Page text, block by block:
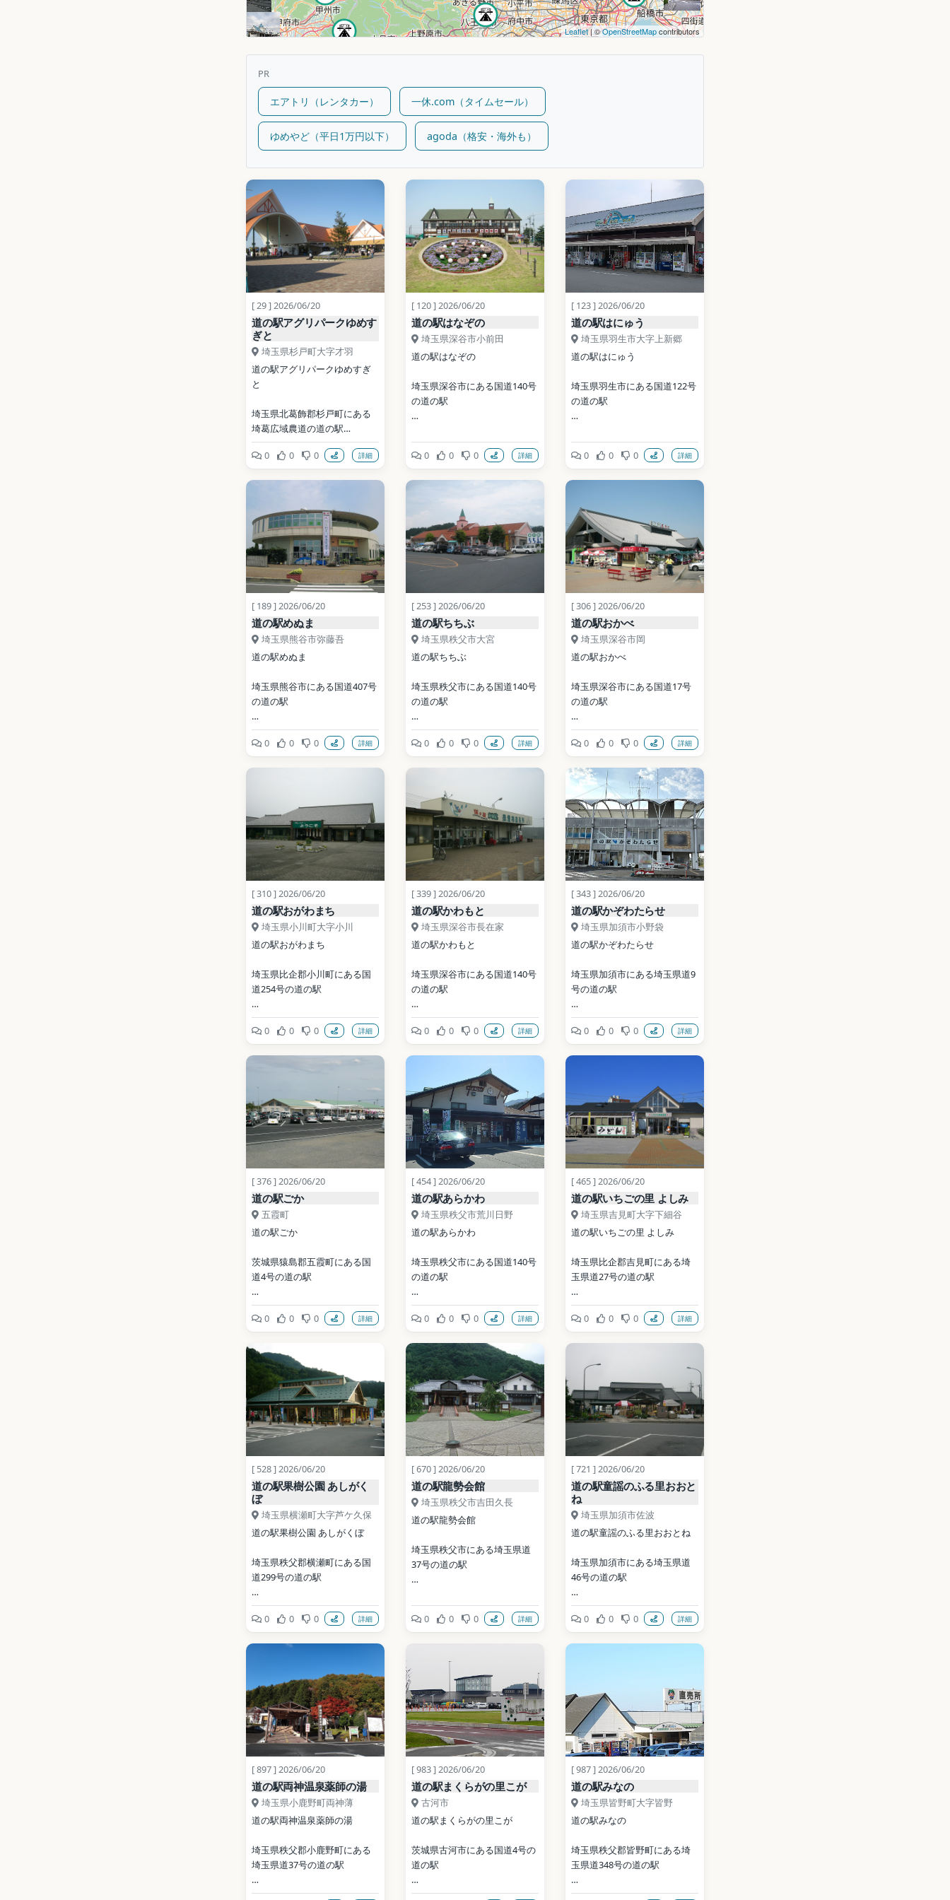
Leaflet| ©OpenStreetMapcontributors
PR
エアトリ（レンタカー） 一休.com（タイムセール）
ゆめやど（平日1万円以下） agoda（格安・海外も）
[ 29 ] 2026/06/20
道の駅アグリパークゆめす
ぎと
埼玉県杉戸町大字才羽
道の駅アグリパークゆめすぎ
と
埼玉県北葛飾郡杉戸町にある
埼葛広域農道の道の駅
開業: 2002年
写真: Ebiebi2 / Public
domain（Wikimedia
Commons）
地点データ: Wikidata (CC0)
0 0 0 詳細
[ 120 ] 2026/06/20
道の駅はなぞの
埼玉県深谷市小前田
道の駅はなぞの
埼玉県深谷市にある国道140号
の道の駅
公式サイト:
写真: Filler / CC BY-SA
3.0（Wikimedia Commons）
地点データ: Wikidata (CC0)
0 0 0 詳細
[ 123 ] 2026/06/20
道の駅はにゅう
埼玉県羽生市大字上新郷
道の駅はにゅう
埼玉県羽生市にある国道122号
の道の駅
公式サイト:
写真: Puchi-masashi  This
photo was taken with Canon
PowerShot G9 X Mark II‎ / CC
BY-SA 4.0（Wikimedia
Commons）
地点データ: Wikidata (CC0)
0 0 0 詳細
[ 189 ] 2026/06/20
道の駅めぬま
埼玉県熊谷市弥藤吾
道の駅めぬま
埼玉県熊谷市にある国道407号
の道の駅
開業: 2000年
公式サイト:
写真: 京浜にけ / CC BY-SA
3.0（Wikimedia Commons）
地点データ: Wikidata (CC0)
0 0 0 詳細
[ 253 ] 2026/06/20
道の駅ちちぶ
埼玉県秩父市大宮
道の駅ちちぶ
埼玉県秩父市にある国道140号
の道の駅
開業: 2001年
公式サイト:
network.jp/chichibu/
写真: Ebiebi2 / Public
domain（Wikimedia
Commons）
地点データ: Wikidata (CC0)
0 0 0 詳細
[ 306 ] 2026/06/20
道の駅おかべ
埼玉県深谷市岡
道の駅おかべ
埼玉県深谷市にある国道17号
の道の駅
開業: 1996年
公式サイト:
https://www.michinoeki-
okabe.jp/
写真: Filler / CC BY-SA
3.0（Wikimedia Commons）
地点データ: Wikidata (CC0)
0 0 0 詳細
[ 310 ] 2026/06/20
道の駅おがわまち
埼玉県小川町大字小川
道の駅おがわまち
埼玉県比企郡小川町にある国
道254号の道の駅
開業: 1993年
公式サイト:
https://www.saitamacraft.com
写真: Filler / CC BY-SA
3.0（Wikimedia Commons）
地点データ: Wikidata (CC0)
0 0 0 詳細
[ 339 ] 2026/06/20
道の駅かわもと
埼玉県深谷市長在家
道の駅かわもと
埼玉県深谷市にある国道140号
の道の駅
開業: 2000年
公式サイト:
a.jp/shisetsu/michinoeki/1499
131548292.html
写真: Filler / CC BY-SA
3.0（Wikimedia Commons）
地点データ: Wikidata (CC0)
0 0 0 詳細
[ 343 ] 2026/06/20
道の駅かぞわたらせ
埼玉県加須市小野袋
道の駅かぞわたらせ
埼玉県加須市にある埼玉県道9
号の道の駅
開業: 2004年
公式サイト: https://www.kazo-
写真: LERK / CC BY-SA
4.0（Wikimedia Commons）
地点データ: Wikidata (CC0)
0 0 0 詳細
[ 376 ] 2026/06/20
道の駅ごか
五霞町
道の駅ごか
茨城県猿島郡五霞町にある国
道4号の道の駅
開業: 2004年
公式サイト:
https://roadgoka.gozaru.jp/
写真: Filler / CC BY-SA
3.0（Wikimedia Commons）
地点データ: Wikidata (CC0)
0 0 0 詳細
[ 454 ] 2026/06/20
道の駅あらかわ
埼玉県秩父市荒川日野
道の駅あらかわ
埼玉県秩父市にある国道140号
の道の駅
開業: 1993年
公式サイト:
https://www.michinoeki-
network.jp/arakawa/
写真: Puchi-masashi  Canon
PowerShot G9 X Mark II / CC
BY-SA 4.0（Wikimedia
Commons）
地点データ: Wikidata (CC0)
0 0 0 詳細
[ 465 ] 2026/06/20
道の駅いちごの里 よしみ
埼玉県吉見町大字下細谷
道の駅いちごの里 よしみ
埼玉県比企郡吉見町にある埼
玉県道27号の道の駅
開業: 2004年
公式サイト:
写真: 京浜にけ / CC BY-SA
3.0（Wikimedia Commons）
地点データ: Wikidata (CC0)
0 0 0 詳細
[ 528 ] 2026/06/20
道の駅果樹公園 あしがく
ぼ
埼玉県横瀬町大字芦ケ久保
道の駅果樹公園 あしがくぼ
埼玉県秩父郡横瀬町にある国
道299号の道の駅
開業: 2003年
公式サイト:
https://michinoeki-
写真: Filler / CC BY-SA
3.0（Wikimedia Commons）
地点データ: Wikidata (CC0)
0 0 0 詳細
[ 670 ] 2026/06/20
道の駅龍勢会館
埼玉県秩父市吉田久長
道の駅龍勢会館
埼玉県秩父市にある埼玉県道
37号の道の駅
公式サイト:
写真: Filler / CC BY-SA
3.0（Wikimedia Commons）
地点データ: Wikidata (CC0)
0 0 0 詳細
[ 721 ] 2026/06/20
道の駅童謡のふる里おおと
ね
埼玉県加須市佐波
道の駅童謡のふる里おおとね
埼玉県加須市にある埼玉県道
46号の道の駅
開業: 1997年
公式サイト:
3.0（Wikimedia Commons）
地点データ: Wikidata (CC0)
0 0 0 詳細
[ 897 ] 2026/06/20
道の駅両神温泉薬師の湯
埼玉県小鹿野町両神薄
道の駅両神温泉薬師の湯
埼玉県秩父郡小鹿野町にある
埼玉県道37号の道の駅
開業: 1999年
[ 983 ] 2026/06/20
道の駅まくらがの里こが
古河市
道の駅まくらがの里こが
茨城県古河市にある国道4号の
道の駅
開業: 2013年
[ 987 ] 2026/06/20
道の駅みなの
埼玉県皆野町大字皆野
道の駅みなの
埼玉県秩父郡皆野町にある埼
玉県道348号の道の駅
開業: 2012年